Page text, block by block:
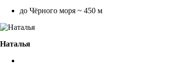
до Чёрного моря ~ 450 м
Наталья